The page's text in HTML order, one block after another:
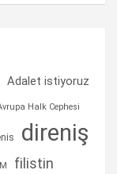
Adalet istiyoruz
Halk Cephesi
direniş
filistin